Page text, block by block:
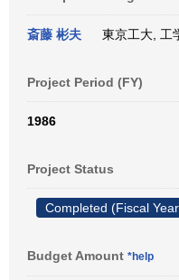
斎藤 彬夫 東京工大, 工
Project Period (FY)
1986
Project Status
Completed (Fiscal
Budget Amount *help